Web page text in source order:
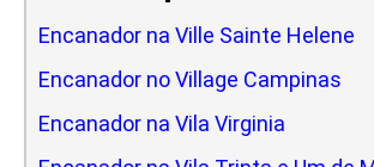
Encanador na Ville Sainte Helene
Encanador no Village Campinas
Encanador na Vila Virginia